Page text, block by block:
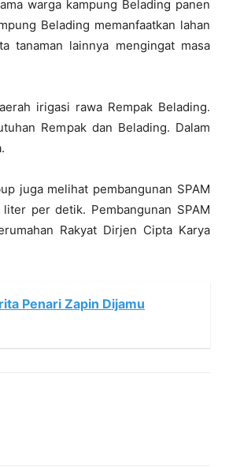
warga kampung Belading panen
Belading memanfaatkan lahan
tanaman lainnya mengingat masa
irigasi rawa Rempak Belading.
Rempak dan Belading. Dalam
juga melihat pembangunan SPAM
per detik. Pembangunan SPAM
Rakyat Dirjen Cipta Karya
Penari Zapin Dijamu